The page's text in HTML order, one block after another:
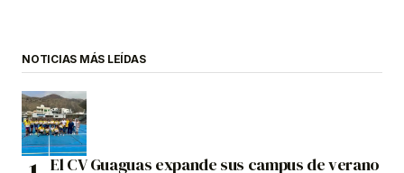
NOTICIAS MÁS LEÍDAS
El CV Guaguas expande sus campus de verano